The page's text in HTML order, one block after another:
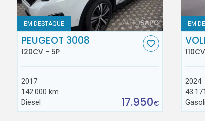
EM DESTAQUE
PEUGEOT 3008
120CV - 5P
2017
142.000 km
Diesel
17.950€
EM
2024